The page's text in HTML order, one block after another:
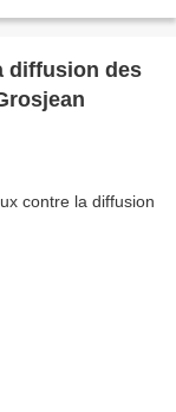
diffusion des